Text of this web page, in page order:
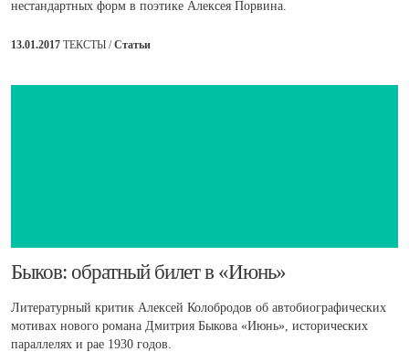
нестандартных форм в поэтике Алексея Порвина.
13.01.2017 ТЕКСТЫ /Статьи
​Быков: обратный билет в «Июнь»
Литературный критик Алексей Колобродов об автобиографических
мотивах нового романа Дмитрия Быкова «Июнь», исторических
параллелях и рае 1930 годов.